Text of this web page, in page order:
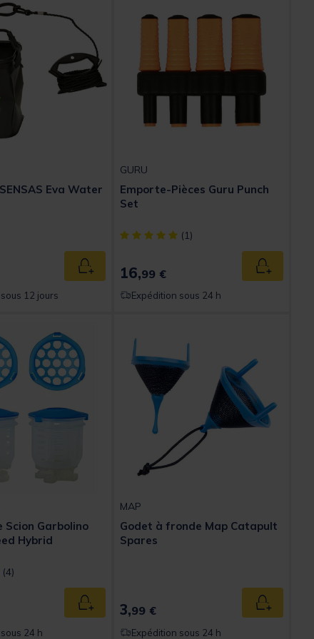
Eva Water
Ajouter au panier
12 jours
GURU
Emporte-Pièces Guru Punch
Set
[object Object] out of 5 Customer Rating
(1)
16,99 € Ajouter
Expédition sous 24 h
Scion Garbolino
Hybrid
out of 5 Customer Rating
(4)
Ajouter au panier
24 h
MAP
Godet à fronde Map Catapult
Spares
3,99 € Ajouter
Expédition sous 24 h